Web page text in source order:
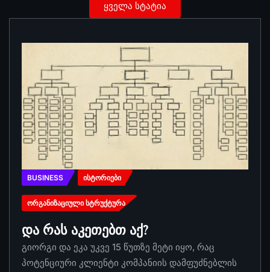
ყველა სტატია
BUSINESS ᲘᲡᲢᲝᲠᲘᲔᲑᲘ
ᲝᲠᲒᲐᲜᲘᲖᲐᲪᲘᲣᲚᲘ ᲡᲢᲠᲣᲥᲢᲣᲠᲐ
და რას აკეთებთ აქ?
გიორგი და ეკა უკვე 15 წუთზე მეტი იყო, რაც
პოტენციური კლიენტი კომპანიის დამფუძნებლის